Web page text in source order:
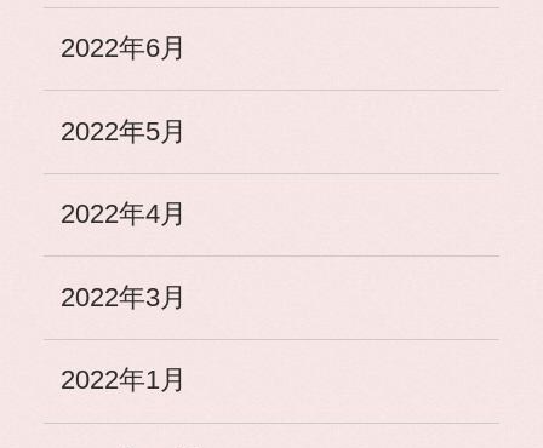
2022年6月
2022年5月
2022年4月
2022年3月
2022年1月